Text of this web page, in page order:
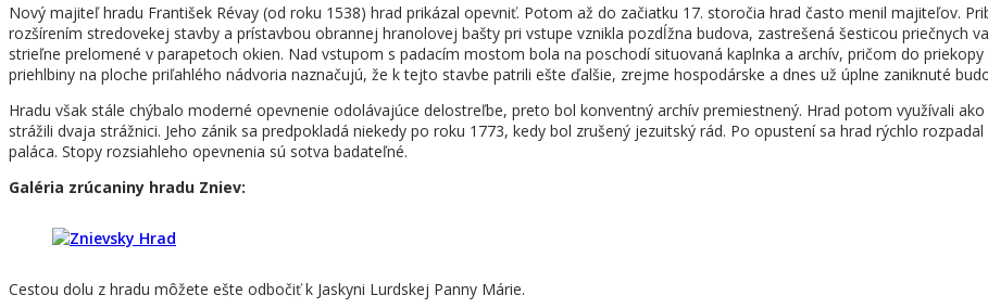
Nový majiteľ hradu František Révay (od roku 1538) hrad prikázal opevniť. Potom až do začiatku 17. storočia hrad často menil majiteľov.
rozšírením stredovekej stavby a prístavbou obrannej hranolovej bašty pri vstupe vznikla pozdĺžna budova, zastrešená šesticou priečnych
strieľne prelomené v parapetoch okien. Nad vstupom s padacím mostom bola na poschodí situovaná kaplnka a archív, pričom do
priehlbiny na ploche priľahlého nádvoria naznačujú, že k tejto stavbe patrili ešte ďalšie, zrejme hospodárske a dnes už úplne zaniknuté
Hradu však stále chýbalo moderné opevnenie odolávajúce delostreľbe, preto bol konventný archív premiestnený. Hrad potom využívali
strážili dvaja strážnici. Jeho zánik sa predpokladá niekedy po roku 1773, kedy bol zrušený jezuitský rád. Po opustení sa hrad rýchlo
paláca. Stopy rozsiahleho opevnenia sú sotva badateľné.
Galéria zrúcaniny hradu Zniev:
Cestou dolu z hradu môžete ešte odbočiť k Jaskyni Lurdskej Panny Márie.